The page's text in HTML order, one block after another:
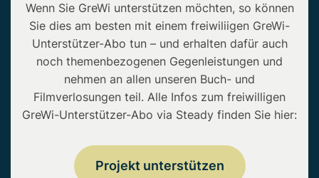
Wenn Sie GreWi unterstützen möchten, so können
Sie dies am besten mit einem freiwiliigen GreWi-
Unterstützer-Abo tun – und erhalten dafür auch
noch themenbezogenen Gegenleistungen und
nehmen an allen unseren Buch- und
Filmverlosungen teil. Alle Infos zum freiwilligen
GreWi-Unterstützer-Abo via Steady finden Sie hier:
Projekt unterstützen